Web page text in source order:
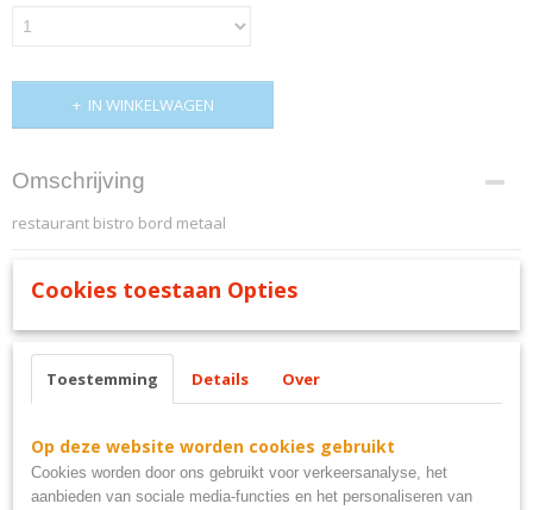
IN WINKELWAGEN
Omschrijving
restaurant bistro bord metaal
Ook interessant
Cookies toestaan Opties
Toestemming Details Over
Op deze website worden cookies gebruikt
Cookies worden door ons gebruikt voor verkeersanalyse, het
aanbieden van sociale media-functies en het personaliseren van